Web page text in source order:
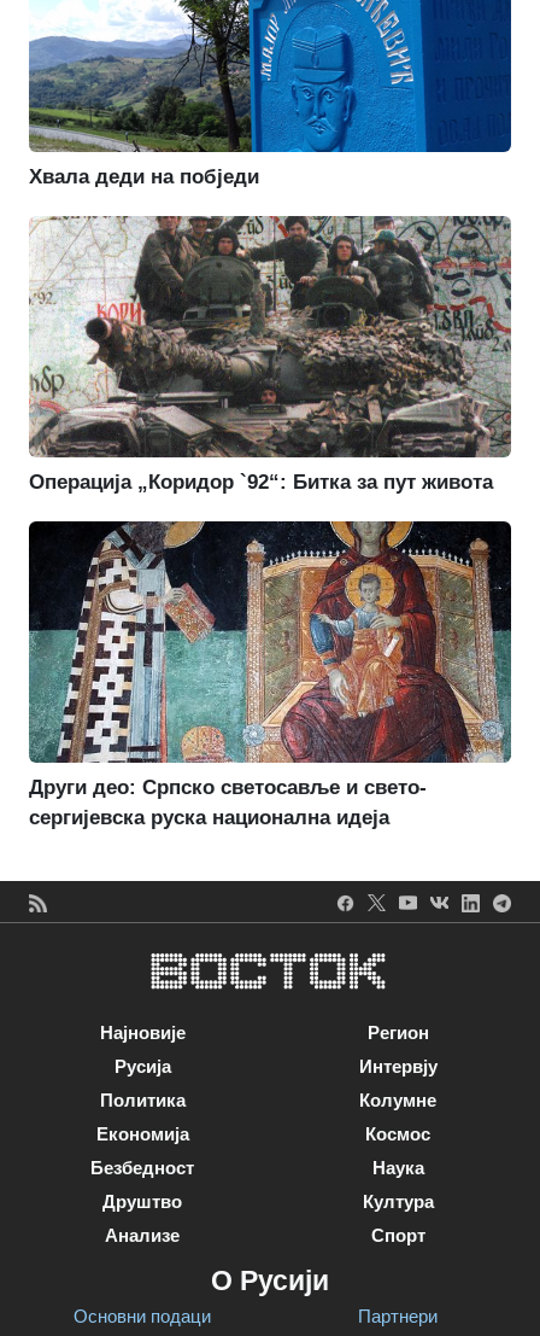
Хвала деди на побједи
Операција „Коридор `92“: Битка за пут живота
Други део: Српско светосавље и свето-
сергијевска руска национална идеја
Најновије
Русија
Политика
Економија
Безбедност
Друштво
Анализе
Регион
Интервју
Колумне
Космос
Наука
Култура
Спорт
О Русији
Основни подаци Партнери